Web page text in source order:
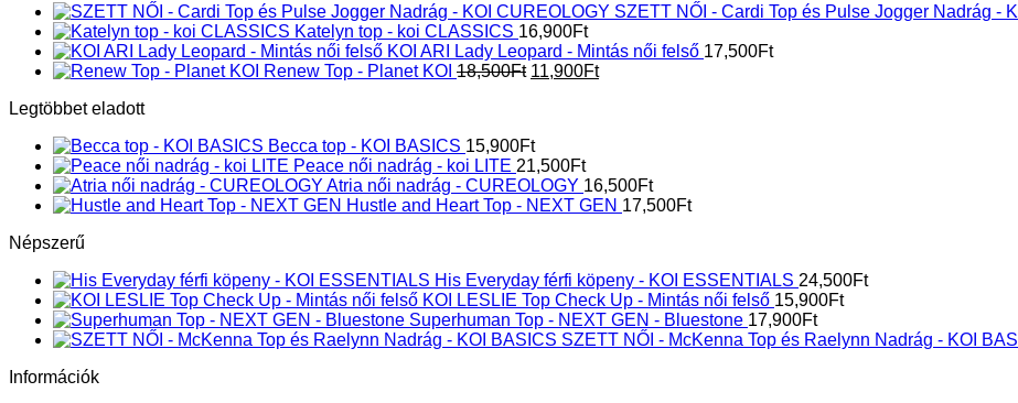
SZETT NŐI - Cardi Top és Pulse Jogger Nadrág -
Katelyn top - koi CLASSICS 16,900Ft
KOI ARI Lady Leopard - Mintás női felső 17,500Ft
Renew Top - Planet KOI 18,500Ft Original
11,900FtCurrent
Legtöbbet eladott
Becca top - KOI BASICS 15,900Ft
Peace női nadrág - koi LITE 21,500Ft
Atria női nadrág - CUREOLOGY 16,500Ft
Hustle and Heart Top - NEXT GEN 17,500Ft
Népszerű
His Everyday férfi köpeny - KOI ESSENTIALS 24,500Ft
KOI LESLIE Top Check Up - Mintás női felső 15,900Ft
Superhuman Top - NEXT GEN - Bluestone 17,900Ft
SZETT NŐI - McKenna Top és Raelynn Nadrág - KOI
Információk